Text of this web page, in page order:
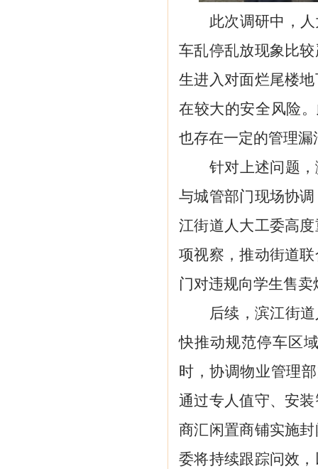
此次调研中，
车乱停乱放现象比较
生进入对面烂尾楼
在较大的安全风险
也存在一定的管理漏
针对上述问题
与城管部门现场协调
江街道人大工委高
项视察，推动街道
门对违规向学生售
后续，滨江街
快推动规范停车区
时，协调物业管理
通过专人值守、安
商汇闲置商铺实施
委将持续跟踪问效